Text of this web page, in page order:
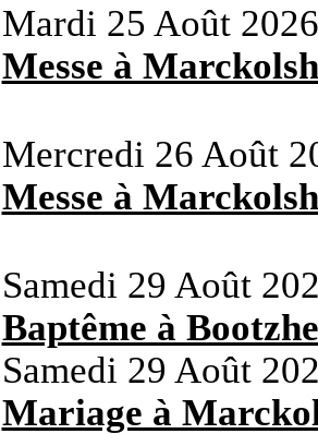
Mardi 25 Août
Messe à
Mercredi 26 Août
Messe à
Samedi 29 Août
Baptême à
Samedi 29 Août
Mariage à